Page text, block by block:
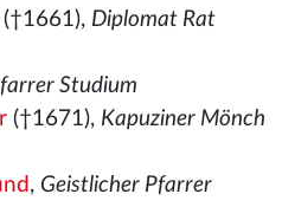
(†1661), Diplomat Rat
Studium
(†1671), Kapuziner Mönch
, Geistlicher Pfarrer